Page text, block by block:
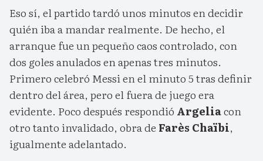
Eso sí, el partido tardó unos minutos en decidir
quién iba a mandar realmente. De hecho, el
arranque fue un pequeño caos controlado, con
dos goles anulados en apenas tres minutos.
Primero celebró Messi en el minuto 5 tras definir
dentro del área, pero el fuera de juego era
evidente. Poco después respondió Argeliacon
otro tanto invalidado, obra de Farès Chaïbi,
igualmente adelantado.